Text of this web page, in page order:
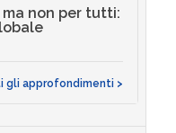
ma non per tutti:
gli approfondimenti >